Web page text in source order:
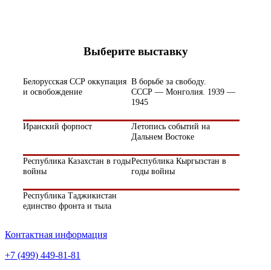
Выберите выставку
Белорусская ССР оккупация
и освобождение
В борьбе за свободу.
СССР — Монголия. 1939 —
1945
Иранский форпост
Летопись событий на
Дальнем Востоке
Республика Казахстан в годы
войны
Республика Кыргызстан в
годы войны
Республика Таджикистан
единство фронта и тыла
Контактная информация
+7 (499) 449-81-81